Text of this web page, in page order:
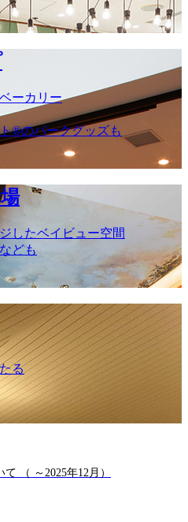
ーカリー
®のパークグッズも
したベイビュー空間
ども
る
（ ～2025年12月）